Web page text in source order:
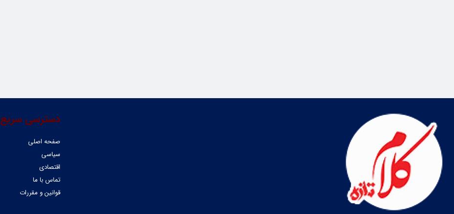
دسترسی سریع
صفحه اصلی
سیاسی
اقتصادی
تماس با ما
قوانین و مقررات